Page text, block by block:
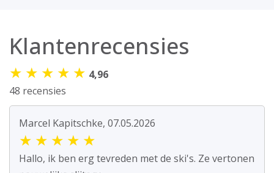
Klantenrecensies
★ ★ ★ ★ ★ 4,96
48 recensies
Marcel Kapitschke, 07.05.2026
★ ★ ★ ★ ★
Hallo, ik ben erg tevreden met de ski's. Ze vertonen